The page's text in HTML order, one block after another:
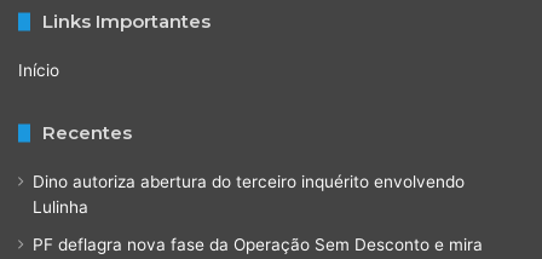
Links Importantes
Início
Recentes
Dino autoriza abertura do terceiro inquérito envolvendo
Lulinha
PF deflagra nova fase da Operação Sem Desconto e mira